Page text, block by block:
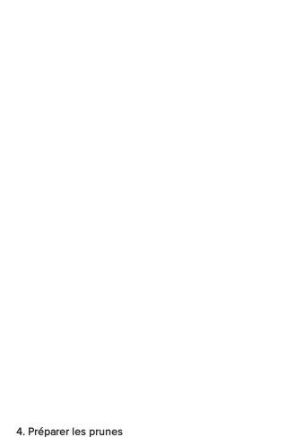
4. Préparer les prunes